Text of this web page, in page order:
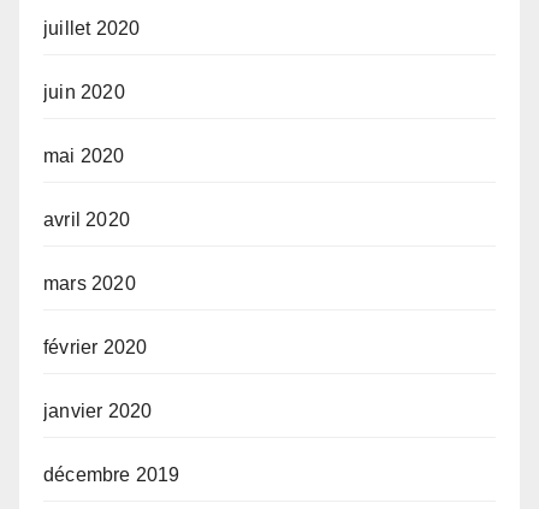
juillet 2020
juin 2020
mai 2020
avril 2020
mars 2020
février 2020
janvier 2020
décembre 2019